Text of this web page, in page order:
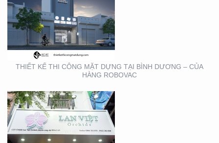
THIẾT KẾ THI CÔNG MẶT DỰNG TẠI BÌNH DƯƠNG – CỦA
HÀNG ROBOVAC
THIẾT KẾ THI CÔNG
BẢNG HIỆU QUẬN 1
THIẾT KẾ THI CÔNG
BẢNG HIỆU NHA KHOA